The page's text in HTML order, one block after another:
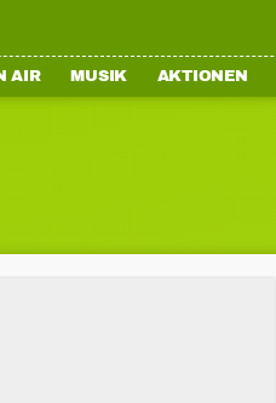
AIR MUSIK AKTIONEN